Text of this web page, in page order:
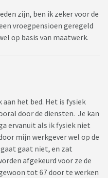
zijn, ben ik zeker voor de
vroegpensioen geregeld
op basis van maatwerk.
het bed. Het is fysiek
door de diensten. Je kan
ervanuit als ik fysiek niet
mijn werkgever wel op de
gaat niet, en zat
afgekeurd voor ze de
tot 67 door te werken